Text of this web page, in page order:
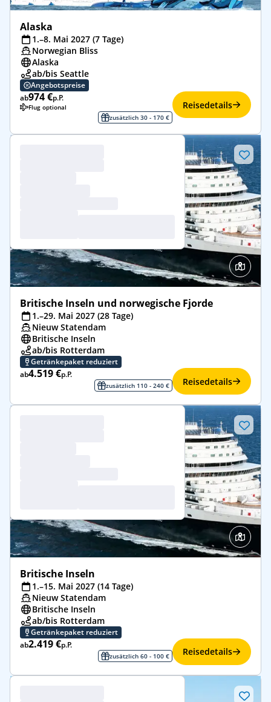
Alaska
1.–8. Mai 2027 (7 Tage)
Norwegian Bliss
Alaska
ab/bis Seattle
Angebotspreise
ab974 €p.P.
Flug optional
zusätzlich 30 - 170 €
Reisedetails
Britische Inseln und norwegische Fjorde
1.–29. Mai 2027 (28 Tage)
Nieuw Statendam
Britische Inseln
ab/bis Rotterdam
Getränkepaket reduziert
ab4.519 €p.P.
zusätzlich 110 - 240 € Reisedetails
Britische Inseln
1.–15. Mai 2027 (14 Tage)
Nieuw Statendam
Britische Inseln
ab/bis Rotterdam
Getränkepaket reduziert
ab2.419 €p.P.
zusätzlich 60 - 100 € Reisedetails